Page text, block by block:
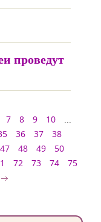
проведут
7 8 9 10
...
36 37
38
47 48 49
50
72 73 74
75